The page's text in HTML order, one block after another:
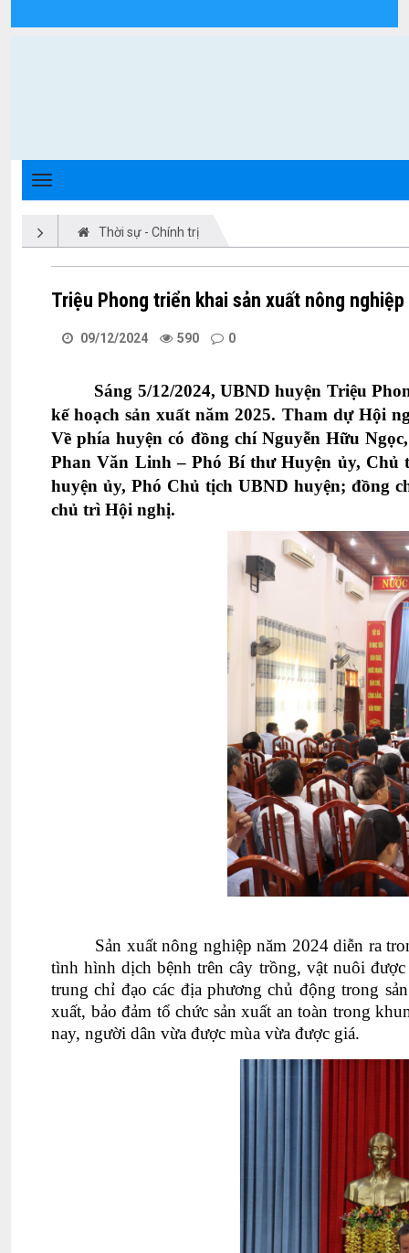
Thời sự - Chính trị
Triệu Phong triển khai sản xuất nông nghiệp
09/12/2024 590 0
Sáng 5/12/2024, UBND huyện Triệu
kế hoạch sản xuất năm 2025. Tham dự Hội
Về phía huyện có đồng chí Nguyễn Hữu
Phan Văn Linh – Phó Bí thư Huyện ủy,
huyện ủy, Phó Chủ tịch UBND huyện; đồng
chủ trì Hội nghị.
Sản xuất nông nghiệp năm 2024 diễn ra
tình hình dịch bệnh trên cây trồng, vật nuôi
trung chỉ đạo các địa phương chủ động trong
xuất, bảo đảm tổ chức sản xuất an toàn trong
nay, người dân vừa được mùa vừa được giá.